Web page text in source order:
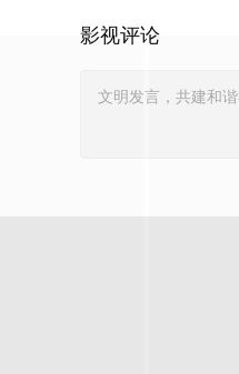
影视评论